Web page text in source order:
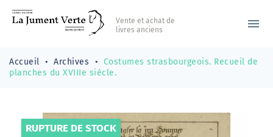
Vente et achat de
livres anciens
menu
Accueil Archives
Costumes strasbourgeois. Recueil de
planches du XVIIIe siècle.
RUPTURE DE STOCK